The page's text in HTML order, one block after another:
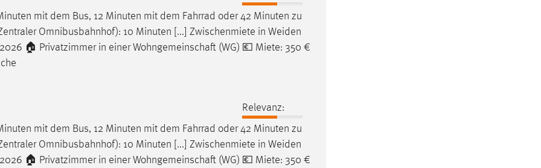
mit dem Bus, 12 Minuten mit dem Fahrrad oder 42 Minuten zu
Omnibusbahnhof): 10 Minuten [...] Zwischenmiete in Weiden
🏠 Privatzimmer in einer Wohngemeinschaft (WG) 💶 Miete: 350 €
Relevanz:
mit dem Bus, 12 Minuten mit dem Fahrrad oder 42 Minuten zu
Omnibusbahnhof): 10 Minuten [...] Zwischenmiete in Weiden
🏠 Privatzimmer in einer Wohngemeinschaft (WG) 💶 Miete: 350 €